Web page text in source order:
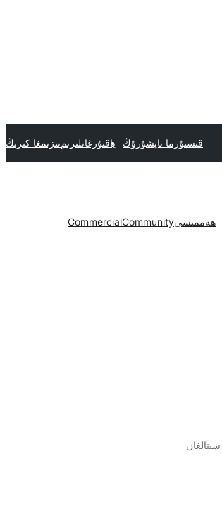
قىستۇرما تاپشۇرۇڭ ياقتۇرغانلىرىمتىزىمغا كىرىڭ
ھەممىسىCommunity
Commercial